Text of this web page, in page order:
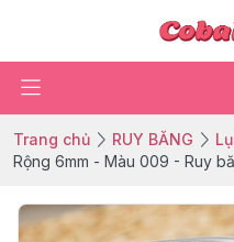
Trang chủ RUY BĂNG
Rộng 6mm - Màu 009 - Ruy